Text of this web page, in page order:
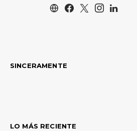
SINCERAMENTE
LO MÁS RECIENTE